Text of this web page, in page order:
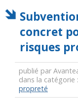
concret
risques
publié par
dans la catégorie :
propreté